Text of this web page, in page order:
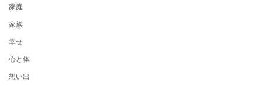
家庭
家族
幸せ
心と体
想い出